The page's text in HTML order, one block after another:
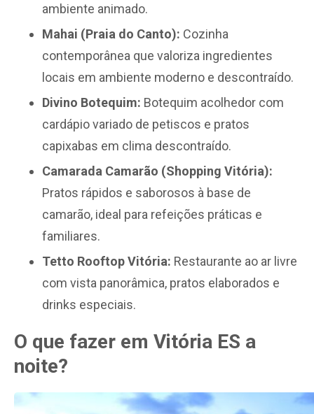
ambiente animado.
Mahai (Praia do Canto): Cozinha
contemporânea que valoriza ingredientes
locais em ambiente moderno e descontraído.
Divino Botequim: Botequim acolhedor com
cardápio variado de petiscos e pratos
capixabas em clima descontraído.
Camarada Camarão (Shopping Vitória):
Pratos rápidos e saborosos à base de
camarão, ideal para refeições práticas e
familiares.
Tetto Rooftop Vitória: Restaurante ao ar livre
com vista panorâmica, pratos elaborados e
drinks especiais.
O que fazer em Vitória ES a
noite​?